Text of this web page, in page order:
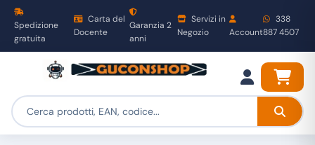
Spedizione
gratuita
Carta del
Docente
Garanzia 2
anni
Servizi in
Negozio
Account
338
887 4507